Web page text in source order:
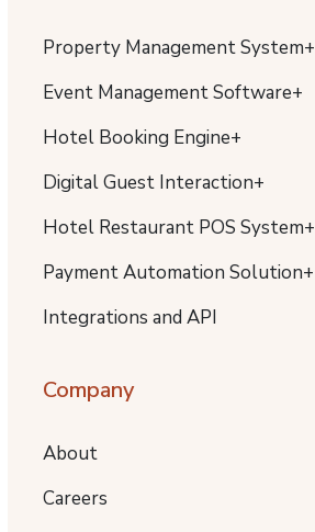
Property Management System+
Event Management Software+
Hotel Booking Engine+
Digital Guest Interaction+
Hotel Restaurant POS System+
Payment Automation Solution+
Integrations and API
Company
About
Careers